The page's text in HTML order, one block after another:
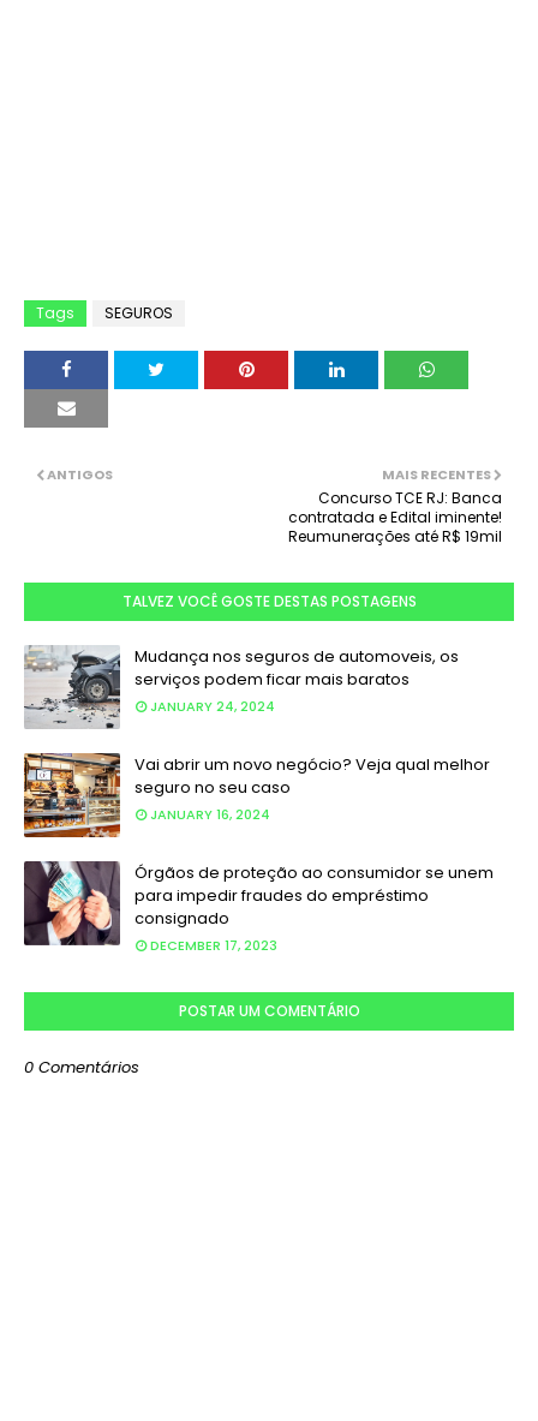
Tags SEGUROS
MAIS RECENTES
Concurso TCE RJ: Banca
contratada e Edital iminente!
Reumunerações até R$ 19mil
ANTIGOS
TALVEZ VOCÊ GOSTE DESTAS POSTAGENS
Mudança nos seguros de automoveis, os
serviços podem ficar mais baratos
JANUARY 24, 2024
Vai abrir um novo negócio? Veja qual melhor
seguro no seu caso
JANUARY 16, 2024
Órgãos de proteção ao consumidor se unem
para impedir fraudes do empréstimo
consignado
DECEMBER 17, 2023
POSTAR UM COMENTÁRIO
0 Comentários